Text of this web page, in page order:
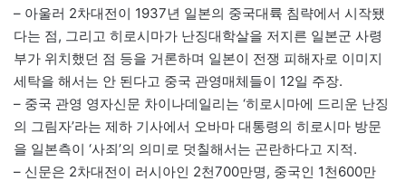
– 아울러 2차대전이 1937년 일본의 중국대륙 침략에서 시작됐
다는 점, 그리고 히로시마가 난징대학살을 저지른 일본군 사령
부가 위치했던 점 등을 거론하며 일본이 전쟁 피해자로 이미지
세탁을 해서는 안 된다고 중국 관영매체들이 12일 주장.
– 중국 관영 영자신문 차이나데일리는 ‘히로시마에 드리운 난징
의 그림자’라는 제하 기사에서 오바마 대통령의 히로시마 방문
을 일본측이 ‘사죄’의 의미로 덧칠해서는 곤란하다고 지적.
– 신문은 2차대전이 러시아인 2천700만명, 중국인 1천600만